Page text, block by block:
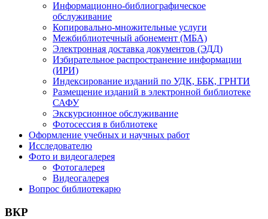
Информационно-библиографическое
обслуживание
Копировально-множительные услуги
Межбиблиотечный абонемент (МБА)
Электронная доставка документов (ЭДД)
Избирательное распространение информации
(ИРИ)
Индексирование изданий по УДК, ББК, ГРНТИ
Размещение изданий в электронной библиотеке
САФУ
Экскурсионное обслуживание
Фотосессия в библиотеке
Оформление учебных и научных работ
Исследователю
Фото и видеогалерея
Фотогалерея
Видеогалерея
Вопрос библиотекарю
ВКР